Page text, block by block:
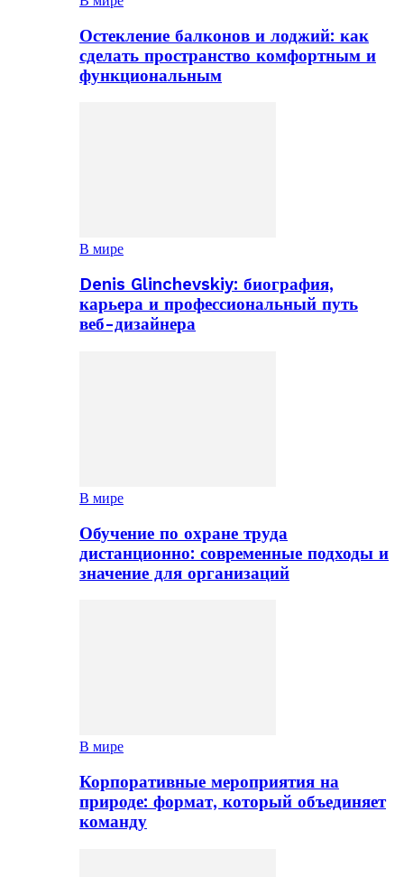
Остекление балконов и лоджий: как
сделать пространство комфортным и
функциональным
В мире
Denis Glinchevskiy: биография,
карьера и профессиональный путь
веб-дизайнера
В мире
Обучение по охране труда
дистанционно: современные подходы и
значение для организаций
В мире
Корпоративные мероприятия на
природе: формат, который объединяет
команду